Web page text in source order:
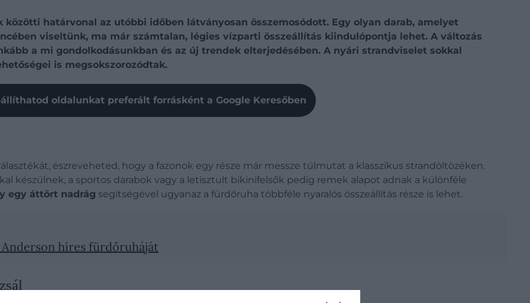
határvonal az utóbbi időben látványosan összemosódott. Egy olyan darab, amelyet
viseltünk, ma már számtalan, légies vízparti összeállítás kiindulópontja lehet. A változás
a mi gondolkodásunkban és az új trendek elterjedésében. A nyári strandviselet sokkal
is megsokszorozódtak.
oldalunkat preferált forrásként a Google Keresőben
észreveheted, hogy a fazonok egy része már messze túlmutat a klasszikus strandöltözéken.
készülnek, a sportos darabok vagy a letisztult bikinifelsők pedig remek alapot adnak a különféle
egy áttört nadrág segítségével ugyanaz a fürdőruha többféle nyaralós összeállítás része is lehet.
híres fürdőruháját